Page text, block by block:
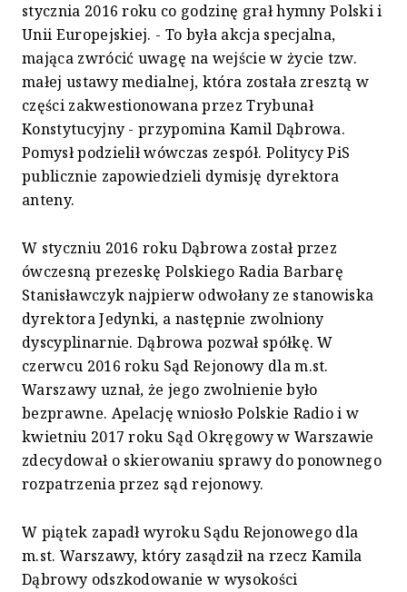
stycznia 2016 roku co godzinę grał hymny Polski i
Unii Europejskiej. - To była akcja specjalna,
mająca zwrócić uwagę na wejście w życie tzw.
małej ustawy medialnej, która została zresztą w
części zakwestionowana przez Trybunał
Konstytucyjny - przypomina Kamil Dąbrowa.
Pomysł podzielił wówczas zespół. Politycy PiS
publicznie zapowiedzieli dymisję dyrektora
anteny.
W styczniu 2016 roku Dąbrowa został przez
ówczesną prezeskę Polskiego Radia Barbarę
Stanisławczyk najpierw odwołany ze stanowiska
dyrektora Jedynki, a następnie zwolniony
dyscyplinarnie. Dąbrowa pozwał spółkę. W
czerwcu 2016 roku Sąd Rejonowy dla m.st.
Warszawy uznał, że jego zwolnienie było
bezprawne. Apelację wniosło Polskie Radio i w
kwietniu 2017 roku Sąd Okręgowy w Warszawie
zdecydował o skierowaniu sprawy do ponownego
rozpatrzenia przez sąd rejonowy.
W piątek zapadł wyroku Sądu Rejonowego dla
m.st. Warszawy, który zasądził na rzecz Kamila
Dąbrowy odszkodowanie w wysokości